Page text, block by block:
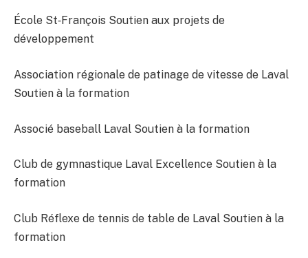
École St‐François Soutien aux projets de
développement
Association régionale de patinage de vitesse de Laval
Soutien à la formation
Associé baseball Laval Soutien à la formation
Club de gymnastique Laval Excellence Soutien à la
formation
Club Réflexe de tennis de table de Laval Soutien à la
formation